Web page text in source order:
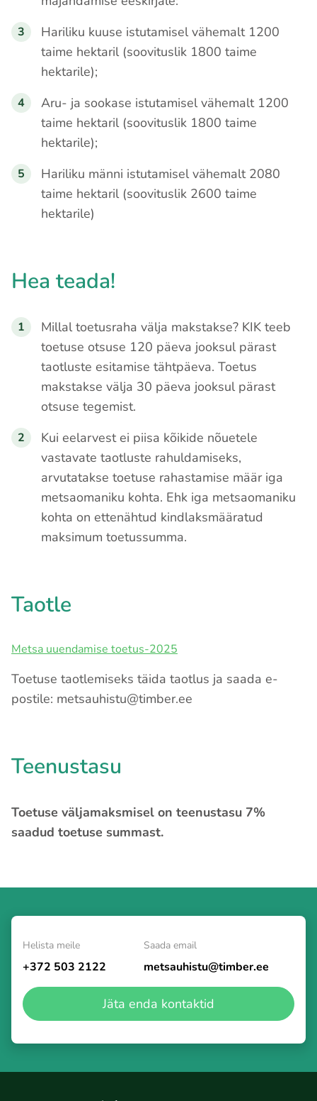
Hariliku kuuse istutamisel vähemalt 1200
taime hektaril (soovituslik 1800 taime
hektarile);
Aru- ja sookase istutamisel vähemalt 1200
taime hektaril (soovituslik 1800 taime
hektarile);
Hariliku männi istutamisel vähemalt 2080
taime hektaril (soovituslik 2600 taime
hektarile)
Hea teada!
Millal toetusraha välja makstakse? KIK teeb
toetuse otsuse 120 päeva jooksul pärast
taotluste esitamise tähtpäeva. Toetus
makstakse välja 30 päeva jooksul pärast
otsuse tegemist.
Kui eelarvest ei piisa kõikide nõuetele
vastavate taotluste rahuldamiseks,
arvutatakse toetuse rahastamise määr iga
metsaomaniku kohta. Ehk iga metsaomaniku
kohta on ettenähtud kindlaksmääratud
maksimum toetussumma.
Taotle
Metsa uuendamise toetus-2025
Toetuse taotlemiseks täida taotlus ja saada e-
postile: metsauhistu@timber.ee
Teenustasu
Toetuse väljamaksmisel on teenustasu 7%
saadud toetuse summast.
Helista meile
+372 503 2122
Saada email
metsauhistu@timber.ee
Jäta enda kontaktid